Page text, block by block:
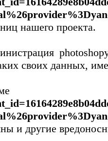
нашего проекта.
своих данных,
и другие